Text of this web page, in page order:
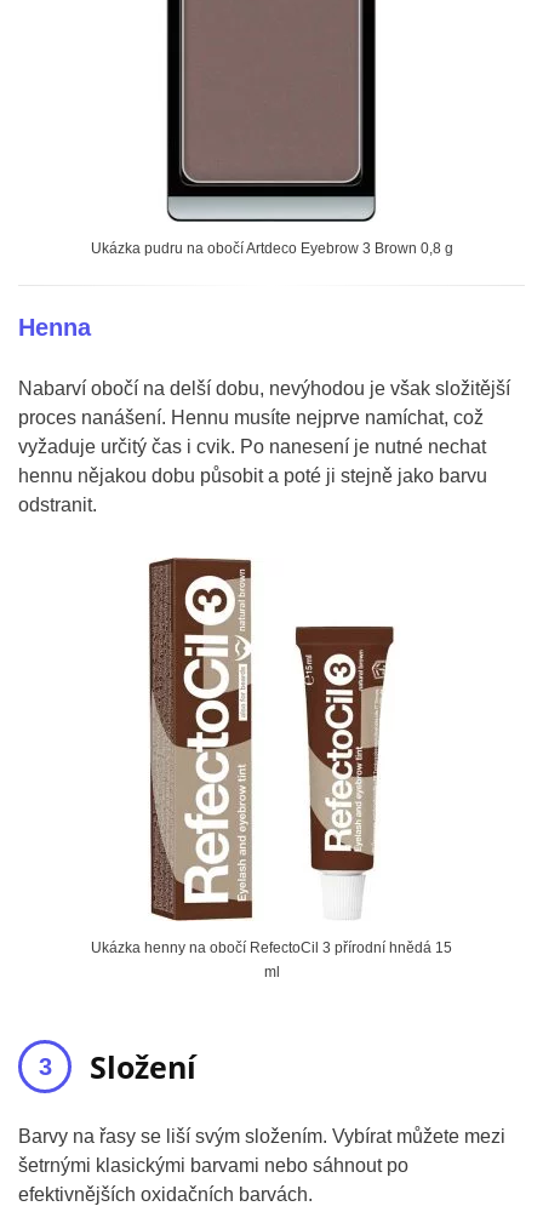
Ukázka pudru na obočí Artdeco Eyebrow 3 Brown 0,8 g
Henna
Nabarví obočí na delší dobu, nevýhodou je však složitější
proces nanášení. Hennu musíte nejprve namíchat, což
vyžaduje určitý čas i cvik. Po nanesení je nutné nechat
hennu nějakou dobu působit a poté ji stejně jako barvu
odstranit.
Ukázka henny na obočí RefectoCil 3 přírodní hnědá 15
ml
Složení
Barvy na řasy se liší svým složením. Vybírat můžete mezi
šetrnými klasickými barvami nebo sáhnout po
efektivnějších oxidačních barvách.